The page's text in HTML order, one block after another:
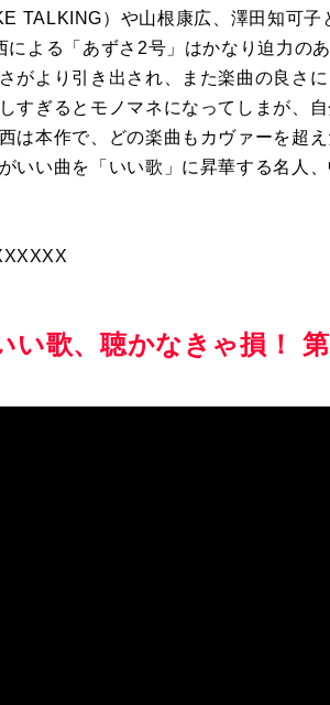
TALKING）や山根康広、澤田知可
による「あずさ 2号」はかなり迫力の
がより引き出され、また楽曲の良さ
すぎるとモノマネになってしまが、
は本作で、どの楽曲もカヴァーを超
いい曲を「いい歌」に昇華する名人
い歌、聴かなきゃ損！